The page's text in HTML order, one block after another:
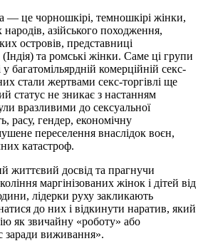
— це чорношкірі, темношкірі жінки,
азійського походження,
островів, представниці
та ромські жінки. Саме ці групи
багатомільярдній комерційній секс-
них стали жертвами секс-торгівлі ще
статус не зникає з настанням
вразливими до сексуальної
расу, гендер, економічну
переселення внаслідок воєн,
катастроф.
життєвий досвід та прагнучи
маргінізованих жінок і дітей від
лідерки руху закликають
до них і відкинути наратив, який
як звичайну «роботу» або
заради виживання».